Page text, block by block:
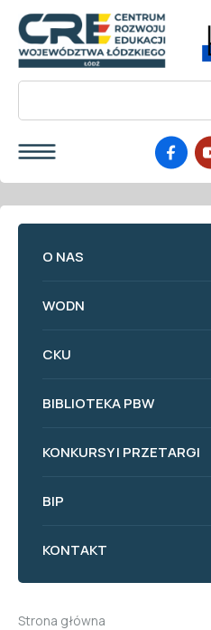
O NAS
WODN
CKU
BIBLIOTEKA PBW
KONKURSY I PRZETARGI
BIP
KONTAKT
Strona główna